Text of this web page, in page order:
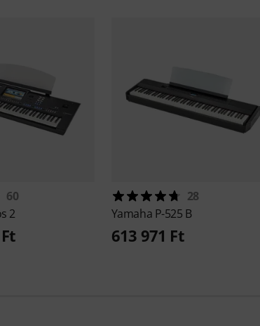
60
2
28
Yamaha P-525 B
613 971 Ft